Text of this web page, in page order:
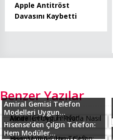
Apple Antitröst
Davasını Kaybetti
Benzer Yazılar
Amiral Gemisi Telefon
Modelleri Uygun...
Hisense’den Çılgın Telefon:
Hem Modüler...